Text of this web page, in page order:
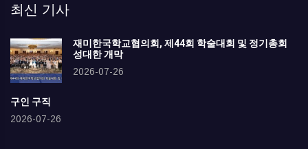
최신 기사
재미한국학교협의회, 제44회 학술대회 및 정기총회
성대한 개막
2026-07-26
구인 구직
2026-07-26